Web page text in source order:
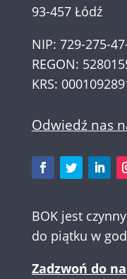
93-457 Łódź
NIP: 729-275-
REGON:
KRS:
Odwiedź nas
BOK jest
do piątku w
Zadzwoń do